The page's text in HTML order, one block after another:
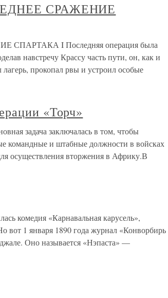
СРАЖЕНИЕ
СПАРТАКА I Последняя операция была
навстречу Крассу часть пути, он, как и
прокопал рвы и устроил особые
«Торч»
задача заключалась в том, чтобы
командные и штабные должности в войсках
осуществления вторжения в Африку.В
комедия «Карнавальная карусель»,
вот 1 января 1890 года журнал «Конворбирь
Оно называется «Нэпаста» —